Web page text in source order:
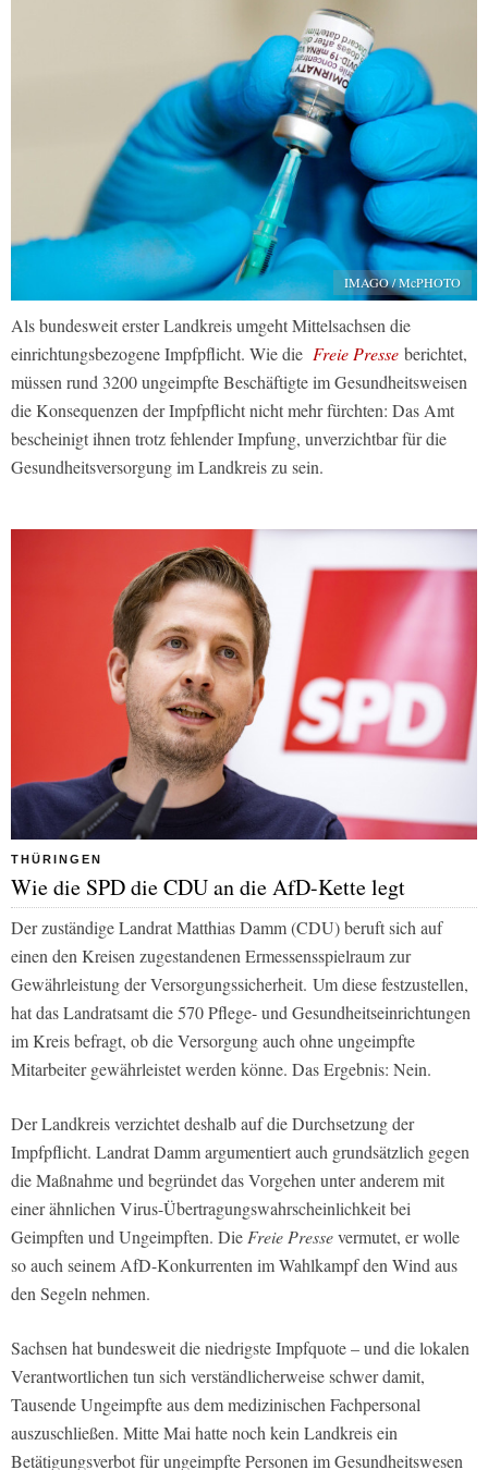
IMAGO / McPHOTO
Als bundesweit erster Landkreis umgeht Mittelsachsen die
einrichtungsbezogene Impfpflicht. Wie die Freie Presse berichtet,
müssen rund 3200 ungeimpfte Beschäftigte im Gesundheitsweisen
die Konsequenzen der Impfpflicht nicht mehr fürchten: Das Amt
bescheinigt ihnen trotz fehlender Impfung, unverzichtbar für die
Gesundheitsversorgung im Landkreis zu sein.
THÜRINGEN
Wie die SPD die CDU an die AfD-Kette legt
Der zuständige Landrat Matthias Damm (CDU) beruft sich auf
einen den Kreisen zugestandenen Ermessensspielraum zur
Gewährleistung der Versorgungssicherheit. Um diese festzustellen,
hat das Landratsamt die 570 Pflege- und Gesundheitseinrichtungen
im Kreis befragt, ob die Versorgung auch ohne ungeimpfte
Mitarbeiter gewährleistet werden könne. Das Ergebnis: Nein.
Der Landkreis verzichtet deshalb auf die Durchsetzung der
Impfpflicht. Landrat Damm argumentiert auch grundsätzlich gegen
die Maßnahme und begründet das Vorgehen unter anderem mit
einer ähnlichen Virus-Übertragungswahrscheinlichkeit bei
Geimpften und Ungeimpften. DieFreie Pressevermutet, er wolle
so auch seinem AfD-Konkurrenten im Wahlkampf den Wind aus
den Segeln nehmen.
Sachsen hat bundesweit die niedrigste Impfquote – und die lokalen
Verantwortlichen tun sich verständlicherweise schwer damit,
Tausende Ungeimpfte aus dem medizinischen Fachpersonal
auszuschließen. Mitte Mai hatte noch kein Landkreis ein
Betätigungsverbot für ungeimpfte Personen im Gesundheitswesen